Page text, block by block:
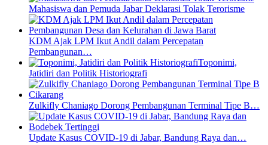
Mahasiswa dan Pemuda Jabar Deklarasi Tolak Terorisme
KDM Ajak LPM Ikut Andil dalam Percepatan
Pembangunan…
Toponimi,
Jatidiri dan Politik Historiografi
Zulkifly Chaniago Dorong Pembangunan Terminal Tipe B…
Update Kasus COVID-19 di Jabar, Bandung Raya dan…